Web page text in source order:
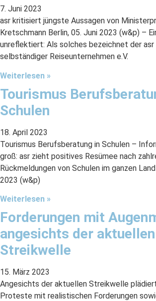
7. Juni 2023
asr kritisiert jüngste Aussagen von
Kretschmann Berlin, 05. Juni 2023 (w&p) –
unreflektiert: Als solches bezeichnet der asr
selbständiger Reiseunternehmen e.V.
Weiterlesen »
Tourismus
Schulen
18. April 2023
Tourismus Berufsberatung in Schulen –
groß: asr zieht positives Resümee nach
Rückmeldungen von Schulen im ganzen
2023 (w&p)
Weiterlesen »
Forderungen mit
angesichts der aktuellen
Streikwelle
15. März 2023
Angesichts der aktuellen Streikwelle
Proteste mit realistischen Forderungen